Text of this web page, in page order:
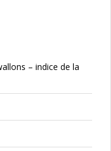
– indice de la